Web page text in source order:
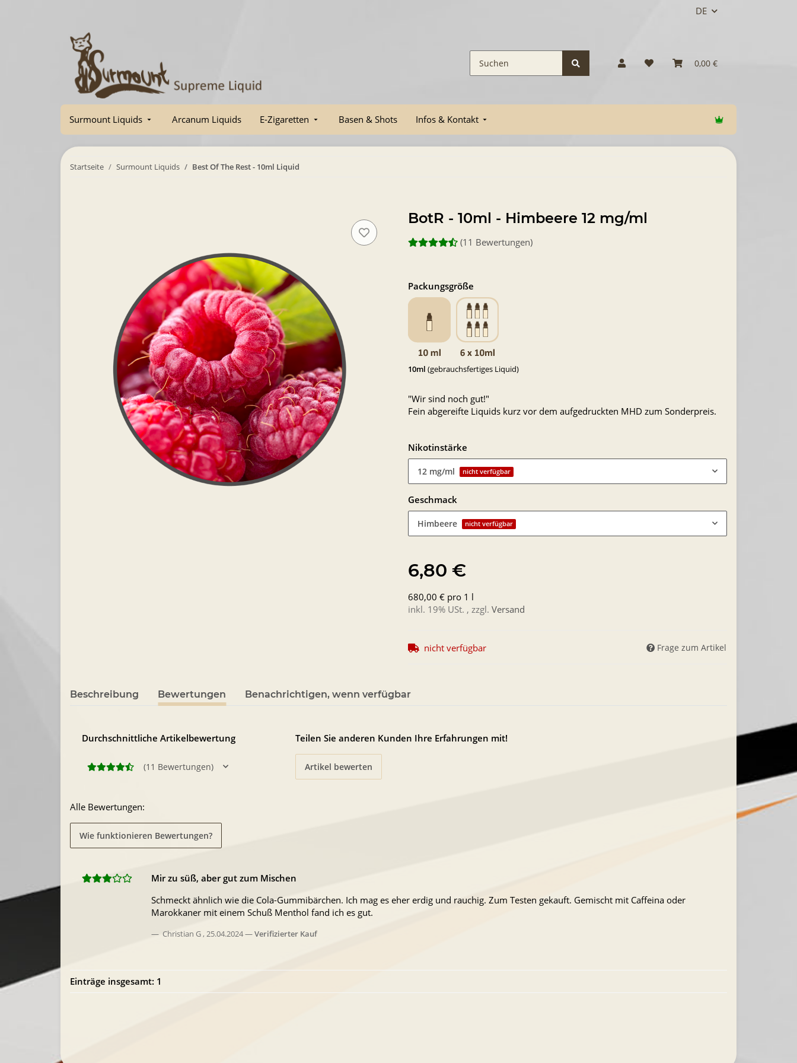
DE
0,00 €
Surmount Liquids Arcanum Liquids E-Zigaretten Basen & Shots Infos & Kontakt
Startseite Surmount Liquids Best Of The Rest - 10ml Liquid
BotR - 10ml - Himbeere 12 mg/ml
(11 Bewertungen)
Packungsgröße
10ml (gebrauchsfertiges Liquid)
"Wir sind noch gut!"
Fein abgereifte Liquids kurz vor dem aufgedruckten MHD zum Sonderpreis.
Nikotinstärke
12 mg/ml nicht verfügbar
Geschmack
Himbeere nicht verfügbar
6,80 €
680,00 € pro 1 l
inkl. 19% USt. , zzgl. Versand
nicht verfügbar Frage zum Artikel
Beschreibung Bewertungen Benachrichtigen, wenn verfügbar
Durchschnittliche Artikelbewertung
(11 Bewertungen)
Teilen Sie anderen Kunden Ihre Erfahrungen mit!
Artikel bewerten
Alle Bewertungen:
Wie funktionieren Bewertungen?
Mir zu süß, aber gut zum Mischen
Schmeckt ähnlich wie die Cola-Gummibärchen. Ich mag es eher erdig und rauchig. Zum Testen gekauft. Gemischt mit Caffeina oder
Marokkaner mit einem Schuß Menthol fand ich es gut.
Christian G,25.04.2024 Verifizierter Kauf
Einträge insgesamt: 1